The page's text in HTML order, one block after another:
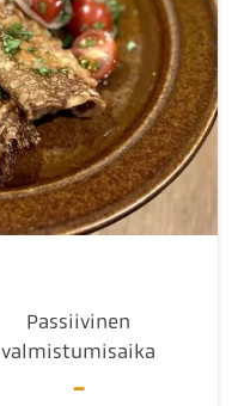
Passiivinen
valmistumisaika
-